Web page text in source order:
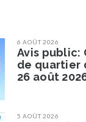
6 AOÛT 2026
Avis public:
de quartier
26 août
5 AOÛT 2026